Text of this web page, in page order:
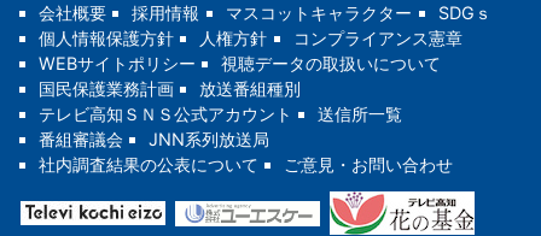
会社概要 採用情報 マスコットキャラクター
SDGｓ
個人情報保護方針
人権方針
コンプライアンス憲章
WEBサイトポリシー
視聴データの取扱いについて
国民保護業務計画
放送番組種別
テレビ高知ＳＮＳ公式アカウント
送信所一覧
番組審議会
JNN系列放送局
社内調査結果の公表について
ご意見・お問い合わせ